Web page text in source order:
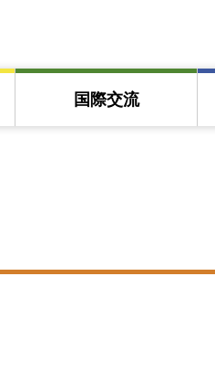
国際交流